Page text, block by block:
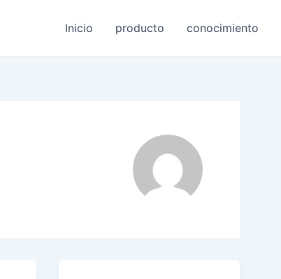
Inicio producto conocimiento